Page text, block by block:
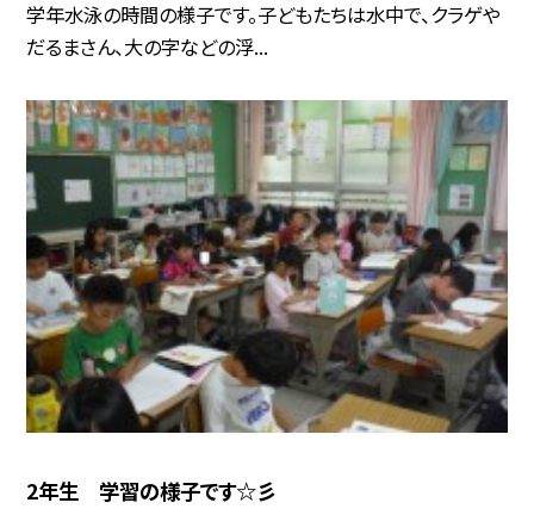
学年水泳の時間の様子です。子どもたちは水中で、クラゲや
だるまさん、大の字などの浮...
2年生 学習の様子です☆彡